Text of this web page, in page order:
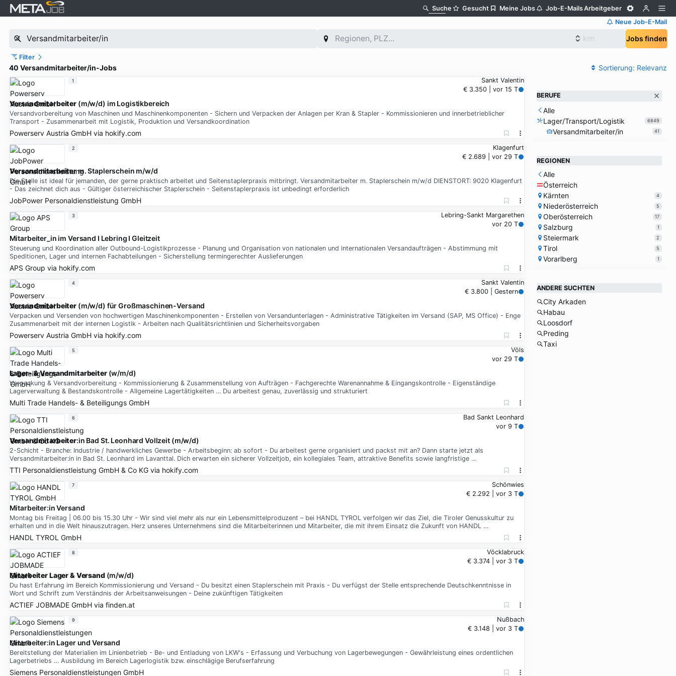
Suche Gesucht Meine Jobs Job-E-MailsArbeitgeber
Neue Job-E-Mail
Jobs finden
Filter
40 Versandmitarbeiter/in-Jobs Sortierung: Relevanz
Sankt Valentin
€ 3.350 | vor 15 T
Versandmitarbeiter(m/w/d) im Logistikbereich
Versandvorbereitung von Maschinen und Maschinenkomponenten - Sichern und Verpacken der Anlagen per Kran & Stapler - Kommissionieren und innerbetrieblicher
Transport - Zusammenarbeit mit Logistik, Produktion und Versandkoordination
Powerserv Austria GmbHvia hokify.com
1
Klagenfurt
€ 2.689 | vor 29 T
Versandmitarbeiterm. Staplerschein m/w/d
Die Stelle ist ideal für jemanden, der gerne praktisch arbeitet und Seitenstaplerpraxis mitbringt. Versandmitarbeiter m. Staplerschein m/w/d DIENSTORT: 9020 Klagenfurt
- Das zeichnet dich aus - Gültiger österreichischer Staplerschein - Seitenstaplerpraxis ist unbedingt erforderlich
JobPower Personaldienstleistung GmbH
2
Lebring-Sankt Margarethen
vor 20 T
Mitarbeiter_in im Versand I Lebring I Gleitzeit
Steuerung und Koordination aller Outbound-Logistikprozesse - Planung und Organisation von nationalen und internationalen Versandaufträgen - Abstimmung mit
Speditionen, Lager und internen Fachabteilungen - Sicherstellung termingerechter Auslieferungen
APS Group via hokify.com
3
Sankt Valentin
€ 3.800 | Gestern
Versandmitarbeiter(m/w/d) für Großmaschinen-Versand
Verpacken und Versenden von hochwertigen Maschinenkomponenten - Erstellen von Versandunterlagen - Administrative Tätigkeiten im Versand (SAP, MS Office) - Enge
Zusammenarbeit mit der internen Logistik - Arbeiten nach Qualitätsrichtlinien und Sicherheitsvorgaben
Powerserv Austria GmbHvia hokify.com
4
Völs
vor 29 T
Lager- & Versandmitarbeiter(w/m/d)
Verpackung & Versandvorbereitung - Kommissionierung & Zusammenstellung von Aufträgen - Fachgerechte Warenannahme & Eingangskontrolle - Eigenständige
Lagerverwaltung & Bestandskontrolle - Allgemeine Lagertätigkeiten … Du arbeitest genau, zuverlässig und strukturiert
Multi Trade Handels- & Beteiligungs GmbH
5
Bad Sankt Leonhard
vor 9 T
Versandmitarbeiter:in Bad St. Leonhard Vollzeit (m/w/d)
2-Schicht - Branche: Industrie / handwerkliches Gewerbe - Arbeitsbeginn: ab sofort - Du arbeitest gerne organisiert und packst mit an? Dann starte jetzt als
Versandmitarbeiter:in in Bad St. Leonhard im Lavanttal. Dich erwarten ein sicherer Vollzeitjob, ein kollegiales Team, attraktive Benefits sowie langfristige …
TTI Personaldienstleistung GmbH & Co KGvia hokify.com
6
Schönwies
€ 2.292 | vor 3 T
Mitarbeiter:in Versand
Montag bis Freitag | 06.00 bis 15.30 Uhr - Wir sind viel mehr als nur ein Lebensmittelproduzent – bei HANDL TYROL verfolgen wir das Ziel, die Tiroler Genusskultur zu
erhalten und in die Welt hinauszutragen. Herz unseres Unternehmens sind die Mitarbeiterinnen und Mitarbeiter, die mit ihrem Einsatz die Zukunft von HANDL …
HANDL TYROL GmbH
7
Vöcklabruck
€ 3.374 | vor 3 T
Mitarbeiter Lager & Versand(m/w/d)
Du hast Erfahrung im Bereich Kommissionierung und Versand - Du besitzt einen Staplerschein mit Praxis - Du verfügst der Stelle entsprechende Deutschkenntnisse in
Wort und Schrift zum Verständnis der Arbeitsanweisungen - Deine zukünftigen Tätigkeiten
ACTIEF JOBMADE GmbHvia finden.at
8
Nußbach
€ 3.148 | vor 3 T
Mitarbeiter:in Lager und Versand
Bereitstellung der Materialien im Linienbetrieb - Be- und Entladung von LKW's - Erfassung und Verbuchung von Lagerbewegungen - Gewährleistung eines ordentlichen
Lagerbetriebs … Ausbildung im Bereich Lagerlogistik bzw. einschlägige Berufserfahrung
Siemens Personaldienstleistungen GmbH
9
BERUFE
Alle
Lager/Transport/Logistik
6849
Versandmitarbeiter/in 41
REGIONEN
Alle
Österreich
Kärnten
4
Niederösterreich 5
Oberösterreich 17
Salzburg 1
Steiermark 2
Tirol 5
Vorarlberg 1
ANDERE SUCHTEN
City Arkaden
Habau
Loosdorf
Preding
Taxi